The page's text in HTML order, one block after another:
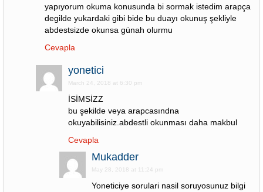
yapıyorum okuma konusunda bi sormak istedim arapça
degilde yukardaki gibi bide bu duayı okunuş şekliyle
abdestsizde okunsa günah olurmu
Cevapla
yonetici
March 24, 2018 at 6:30 pm
İSİMSİZZ
bu şekilde veya arapcasındna
okuyabilisiniz.abdestli okunması daha makbul
Cevapla
Mukadder
May 28, 2018 at 11:24 pm
Yoneticiye sorulari nasil soruyosunuz bilgi